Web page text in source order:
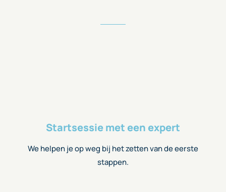
Startsessie met een expert
We helpen je op weg bij het zetten van de eerste
stappen.